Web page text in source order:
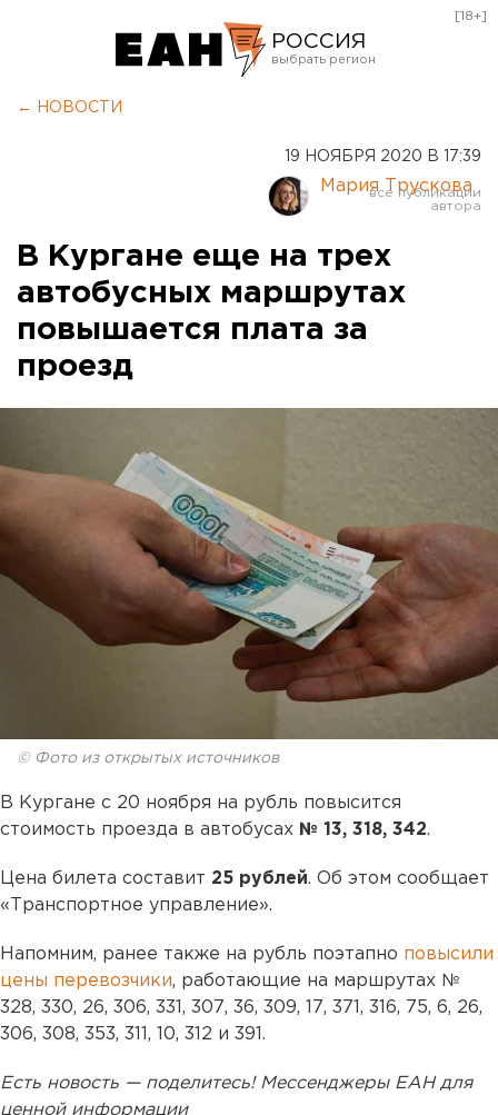
РОССИЯ
Курган
Оренбург
[18+]
← НОВОСТИ
19 НОЯБРЯ 2020 В 17:39
Мария Трускова
В Кургане еще на трех
автобусных маршрутах
повышается плата за
проезд
© Фото из открытых источников
В Кургане с 20 ноября на рубль повысится
стоимость проезда в автобусах № 13, 318, 342.
Цена билета составит 25 рублей. Об этом сообщает
«Транспортное управление».
Напомним, ранее также на рубль поэтапно повысили
цены перевозчики, работающие на маршрутах №
328, 330, 26, 306, 331, 307, 36, 309, 17, 371, 316, 75, 6, 26,
306, 308, 353, 311, 10, 312 и 391.
Есть новость — поделитесь! Мессенджеры ЕАН для
ценной информации